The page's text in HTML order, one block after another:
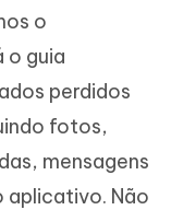
o
o guia
perdidos
fotos,
mensagens
aplicativo. Não